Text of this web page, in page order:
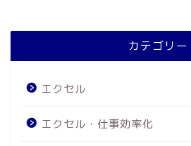
カテゴリー
エクセル
エクセル・仕事効率化